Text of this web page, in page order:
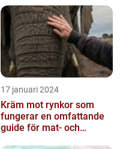
17 januari 2024
Kräm mot rynkor som
fungerar en omfattande
guide för mat- och